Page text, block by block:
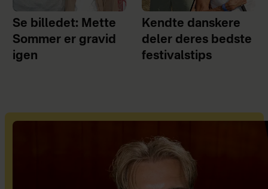
Se billedet: Mette
Sommer er gravid
igen
Kendte danskere
deler deres bedste
festivalstips